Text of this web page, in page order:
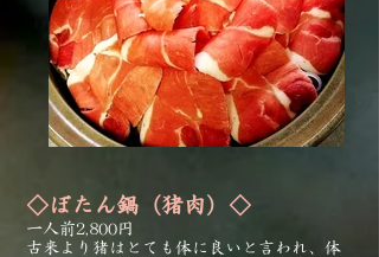
◇ぼたん鍋（猪肉）◇
一人前2,800円
古来より猪はとても体に良いと言われ、体